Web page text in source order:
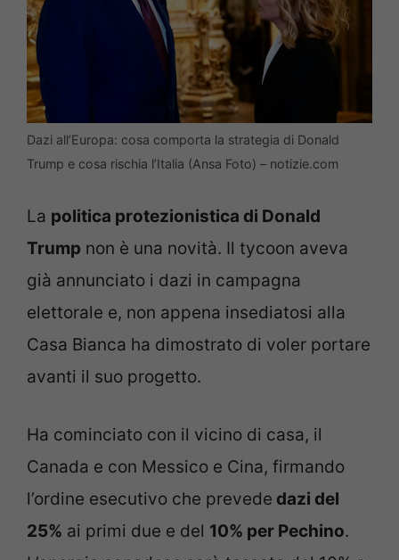
Dazi all’Europa: cosa comporta la strategia di Donald
Trump e cosa rischia l’Italia (Ansa Foto) – notizie.com
La politica protezionistica di Donald
Trump non è una novità. Il tycoon aveva
già annunciato i dazi in campagna
elettorale e, non appena insediatosi alla
Casa Bianca ha dimostrato di voler portare
avanti il suo progetto.
Ha cominciato con il vicino di casa, il
Canada e con Messico e Cina, firmando
l’ordine esecutivo che prevede dazi del
25% ai primi due e del 10% per Pechino.